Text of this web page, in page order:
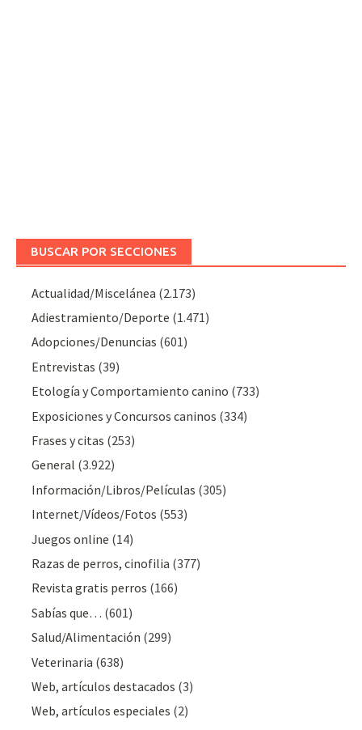
BUSCAR POR SECCIONES
Actualidad/Miscelánea (2.173)
Adiestramiento/Deporte (1.471)
Adopciones/Denuncias (601)
Entrevistas (39)
Etología y Comportamiento canino (733)
Exposiciones y Concursos caninos (334)
Frases y citas (253)
General (3.922)
Información/Libros/Películas (305)
Internet/Vídeos/Fotos (553)
Juegos online (14)
Razas de perros, cinofilia (377)
Revista gratis perros (166)
Sabías que… (601)
Salud/Alimentación (299)
Veterinaria (638)
Web, artículos destacados (3)
Web, artículos especiales (2)